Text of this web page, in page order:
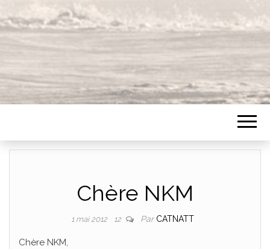
Chère NKM
1 mai 2012 12 Par CATNATT
Chère NKM,